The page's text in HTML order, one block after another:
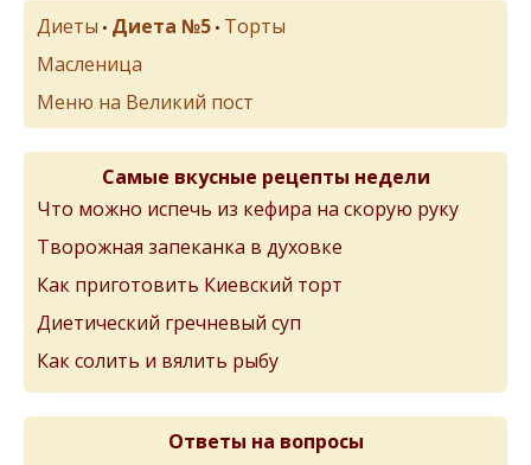
Диеты • Диета №5 • Торты
Масленица
Меню на Великий пост
Самые вкусные рецепты недели
Что можно испечь из кефира на скорую руку
Творожная запеканка в духовке
Как приготовить Киевский торт
Диетический гречневый суп
Как солить и вялить рыбу
Ответы на вопросы